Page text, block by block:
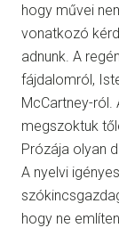
hogy művei
vonatkozó
adnunk. A
fájdalomról,
McCartney-ról.
megszoktuk
Prózája olyan
A nyelvi
hogy ne